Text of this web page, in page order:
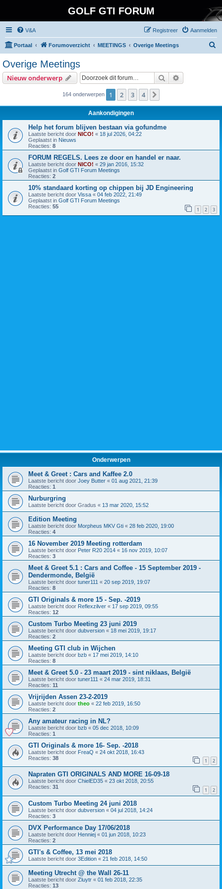
GOLF GTI FORUM
V&A Aanmelden
Registreer
Portaal Forumoverzicht MEETINGS Overige Meetings
Overige Meetings
Nieuw onderwerp Zoek
164 onderwerpen 1 2 3 4
Aankondigingen
Help het forum blijven bestaan via gofundme
Laatste bericht door NICO! « 18 jul 2026, 04:22
Geplaatst in Nieuws
Reacties: 8
FORUM REGELS. Lees ze door en handel er naar.
Laatste bericht door NICO! « 29 jan 2016, 15:32
Geplaatst in Golf GTI Forum Meetings
Reacties: 2
10% standaard korting op chippen bij JD Engineering
Laatste bericht door Vissa « 04 feb 2022, 21:49
Geplaatst in Golf GTI Forum Meetings
Reacties: 55 1 2 3
Onderwerpen
Meet & Greet : Cars and Kaffee 2.0
Laatste bericht door Joey Butter « 01 aug 2021, 21:39
Reacties: 1
Nurburgring
Laatste bericht door Gradus « 13 mar 2020, 15:52
Edition Meeting
Laatste bericht door Morpheus MKV Gti « 28 feb 2020, 19:00
Reacties: 4
16 November 2019 Meeting rotterdam
Laatste bericht door Peter R20 2014 « 16 nov 2019, 10:07
Reacties: 3
Meet & Greet 5.1 : Cars and Coffee - 15 September 2019 -
Dendermonde, België
Laatste bericht door tuner111 « 20 sep 2019, 19:07
Reacties: 8
GTI Originals & more 15 - Sep. -2019
Laatste bericht door Reflexzilver « 17 sep 2019, 09:55
Reacties: 12
Custom Turbo Meeting 23 juni 2019
Laatste bericht door dubversion « 18 mei 2019, 19:17
Reacties: 2
Meeting GTI club in Wijchen
Laatste bericht door bzb « 17 mei 2019, 14:10
Reacties: 8
Meet & Greet 5.0 - 23 maart 2019 - sint niklaas, België
Laatste bericht door tuner111 « 24 mar 2019, 18:31
Reacties: 11
Vrijrijden Assen 23-2-2019
Laatste bericht door theo « 22 feb 2019, 16:50
Reacties: 2
Any amateur racing in NL?
Laatste bericht door bzb « 05 dec 2018, 10:09
Reacties: 1
GTI Originals & more 16- Sep. -2018
Laatste bericht door FreaQ « 24 okt 2018, 16:43
Reacties: 38 1 2
Napraten GTI ORIGINALS AND MORE 16-09-18
Laatste bericht door ChielED35 « 23 okt 2018, 20:55
Reacties: 31 1 2
Custom Turbo Meeting 24 juni 2018
Laatste bericht door dubversion « 04 jul 2018, 14:24
Reacties: 3
DVX Performance Day 17/06/2018
Laatste bericht door Henniej « 01 jun 2018, 10:23
Reacties: 2
GTI's & Coffee, 13 mei 2018
Laatste bericht door 3Edition « 21 feb 2018, 14:50
Meeting Utrecht @ the Wall 26-11
Laatste bericht door Zluytr « 01 feb 2018, 22:35
Reacties: 13